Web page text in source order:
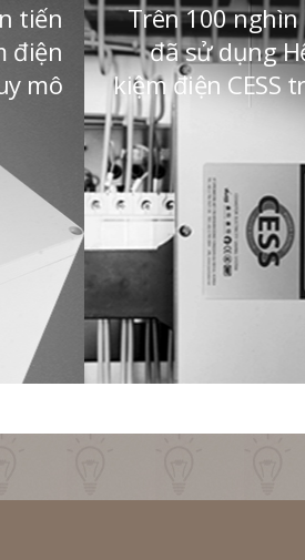
tiến
điện
mô
Trên 100
đã sử dụng
kiệm điện CESS